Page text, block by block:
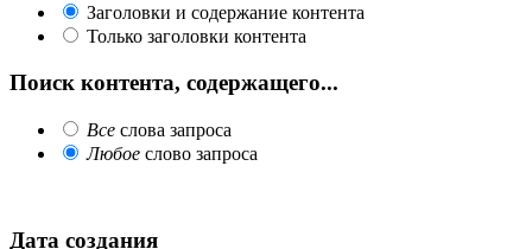
Заголовки и содержание контента
Только заголовки контента
Поиск контента, содержащего...
Все слова запроса
Любое слово запроса
Дата создания